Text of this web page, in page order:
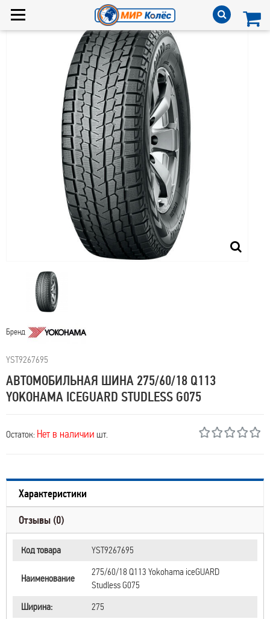
Бренд
YST9267695
АВТОМОБИЛЬНАЯ ШИНА 275/60/18 Q113
YOKOHAMA ICEGUARD STUDLESS G075
Остаток: Нет в наличии шт.
Характеристики
Отзывы (0)
Код товара YST9267695
Наименование
275/60/18 Q113 Yokohama iceGUARD
Studless G075
Ширина:
275